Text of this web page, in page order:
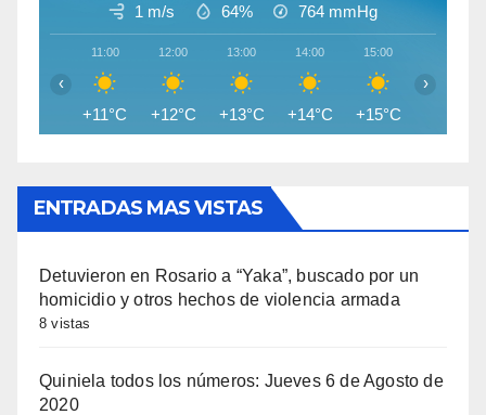
1 m/s 64% 764 mmHg
11:00
+11°C
12:00
+12°C
13:00
+13°C
14:00
+14°C
15:00
+15°C
‹ ›
ENTRADAS MAS VISTAS
Detuvieron en Rosario a “Yaka”, buscado por un
homicidio y otros hechos de violencia armada
8 vistas
Quiniela todos los números: Jueves 6 de Agosto de
2020